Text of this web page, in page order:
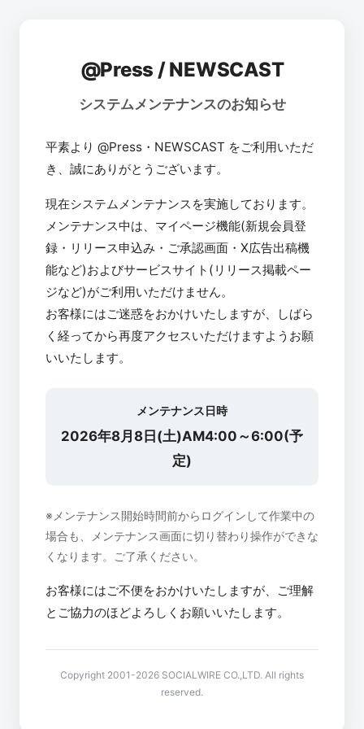
@Press / NEWSCAST
システムメンテナンスのお知らせ
平素より @Press・NEWSCAST をご利用いただ
き、誠にありがとうございます。
現在システムメンテナンスを実施しております。
メンテナンス中は、マイページ機能(新規会員登
録・リリース申込み・ご承認画面・X広告出稿機
能など)およびサービスサイト(リリース掲載ペー
ジなど)がご利用いただけません。
お客様にはご迷惑をおかけいたしますが、しばら
く経ってから再度アクセスいただけますようお願
いいたします。
メンテナンス日時
2026年8月8日(土)AM4:00～6:00(予
定)
※メンテナンス開始時間前からログインして作業中の
場合も、メンテナンス画面に切り替わり操作ができな
くなります。ご了承ください。
お客様にはご不便をおかけいたしますが、ご理解
とご協力のほどよろしくお願いいたします。
Copyright 2001-2026 SOCIALWIRE CO.,LTD. All rights
reserved.